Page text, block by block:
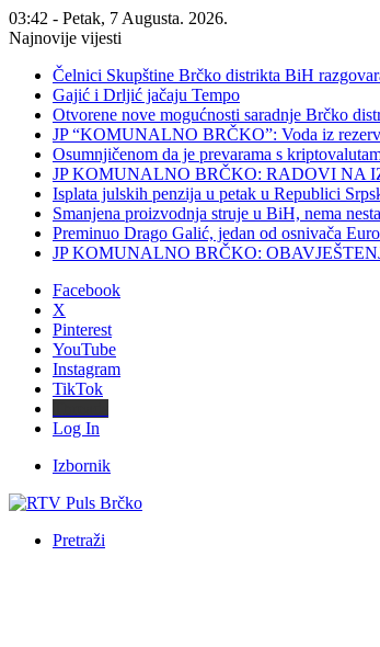
03:42 - Petak, 7 Augusta. 2026.
Najnovije vijesti
Čelnici Skupštine Brčko distrikta BiH
Gajić i Drljić jačaju Tempo
Otvorene nove mogućnosti saradnje Brčko
JP “KOMUNALNO BRČKO”: Voda iz
Osumnjičenom da je prevarama s
JP KOMUNALNO BRČKO: RADOVI NA
Isplata julskih penzija u petak u Republici
Smanjena proizvodnja struje u BiH, nema
Preminuo Drago Galić, jedan od osnivača
JP KOMUNALNO BRČKO:
Facebook
X
Pinterest
YouTube
Instagram
TikTok
Log In
Izbornik
Pretraži